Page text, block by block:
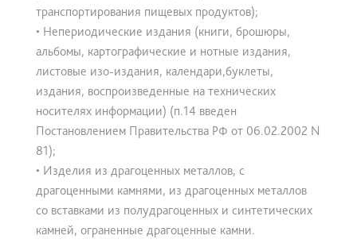
транспортирования пищевых продуктов);
• Непериодические издания (книги, брошюры,
альбомы, картографические и нотные издания,
листовые изо-издания, календари,буклеты,
издания, воспроизведенные на технических
носителях информации) (п.14 введен
Постановлением Правительства РФ от 06.02.2002 N
81);
• Изделия из драгоценных металлов, с
драгоценными камнями, из драгоценных металлов
со вставками из полудрагоценных и синтетических
камней, ограненные драгоценные камни.